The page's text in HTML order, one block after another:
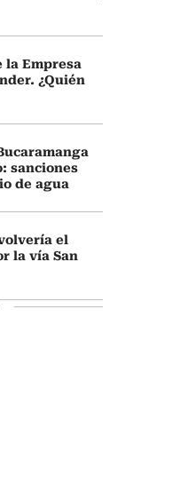
la Empresa
¿Quién
sanciones
de agua
el
la vía San